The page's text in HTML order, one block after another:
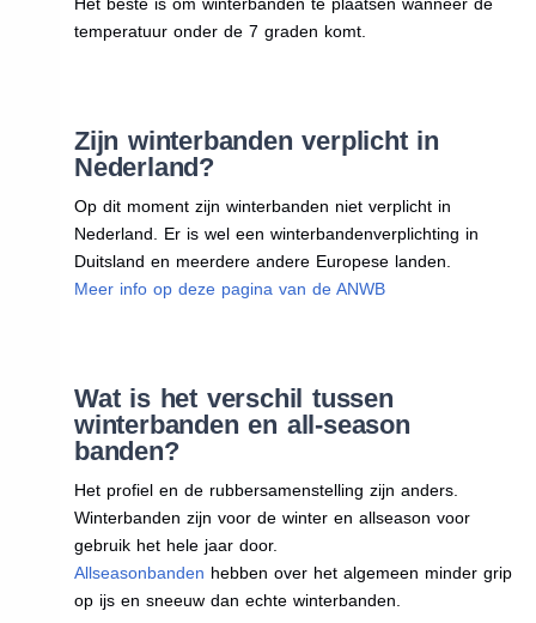
temperatuur onder de 7 graden komt.
Zijn winterbanden verplicht in
Nederland?
Op dit moment zijn winterbanden niet verplicht in
Nederland. Er is wel een winterbandenverplichting in
Duitsland en meerdere andere Europese landen.
Meer info op deze pagina van de ANWB
Wat is het verschil tussen
winterbanden en all-season
banden?
Het profiel en de rubbersamenstelling zijn anders.
Winterbanden zijn voor de winter en allseason voor
gebruik het hele jaar door.
Allseasonbanden hebben over het algemeen minder grip
op ijs en sneeuw dan echte winterbanden.